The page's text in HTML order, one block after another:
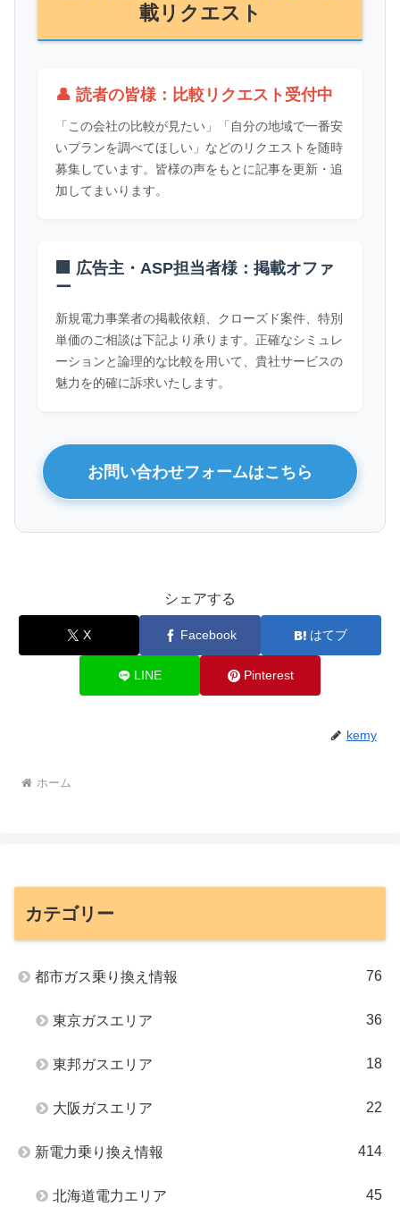
載リクエスト
👤 読者の皆様：比較リクエスト受付中
「この会社の比較が見たい」「自分の地域で一番安
いプランを調べてほしい」などのリクエストを随時
募集しています。皆様の声をもとに記事を更新・追
加してまいります。
🏢 広告主・ASP担当者様：掲載オファ
ー
新規電力事業者の掲載依頼、クローズド案件、特別
単価のご相談は下記より承ります。正確なシミュレ
ーションと論理的な比較を用いて、貴社サービスの
魅力を的確に訴求いたします。
お問い合わせフォームはこちら
シェアする
X Facebook はてブ
LINE Pinterest
kemy
ホーム
カテゴリー
都市ガス乗り換え情報 76
東京ガスエリア 36
東邦ガスエリア 18
大阪ガスエリア 22
新電力乗り換え情報 414
北海道電力エリア 45